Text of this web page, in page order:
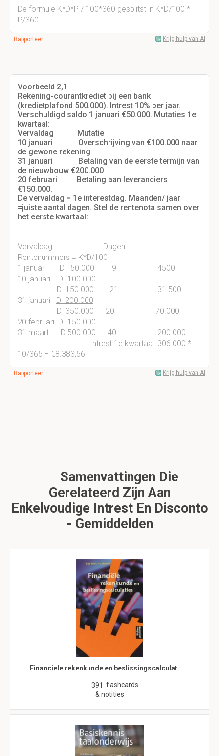
De formule K*D*P / 100*360 gesplitst in K*D/100 *
P/360
Rapporteer Krijg hulp van AI
Voorbeeld 2,1
Rekening-courantkrediet bij een bank
(kredietplafond 500.000). Intrest 10% per jaar.
Verschuldigd saldo 1 januari €50.000. Mutaties 1e
kwartaal:
Vervaldag Mutatie
10 januari Overschrijving van €100.000 naar
de gewone rekening
31 januari Betaling van de eerste termijn van
de nieuwbouw €200.000
20 februari Betaling aan leveranciers
€150.000.
De vervaldag = 1e interestdag. Maanden/ jaar
=juiste aantal dagen. Stel de rentenota samen over
het eerste kwartaal:
Vervaldag Dagen
Rentenummers = K*D/100
1 januari D 50.000 9 4500
10 januari D- 100.000
D 150.000 21 31.500
31 januari D 200.000
D 350.000 20 70.000
20 februari D- 150.000
31 maart D 500.000 40 200.000
Intrest 1e kwartaal: 306.000 *
10/365 = €8.383,56
Rapporteer Krijg hulp van AI
Samenvattingen Die
Gerelateerd Zijn Aan
Enkelvoudige Intrest En Disconto
- Gemiddelden
Financiele rekenkunde en beslissingscalculat…
391 flashcards
& notities